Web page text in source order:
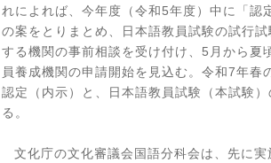
れによれば、今年度（令和5年度）中に「認
の案をとりまとめ、日本語教員試験の試行
する機関の事前相談を受け付け、 5 月から夏
員養成機関の申請開始を見込む。令和7年春
認定（内示）と、日本語教員試験（本試験
る。
文化庁の文化審議会国語分科会は、先に